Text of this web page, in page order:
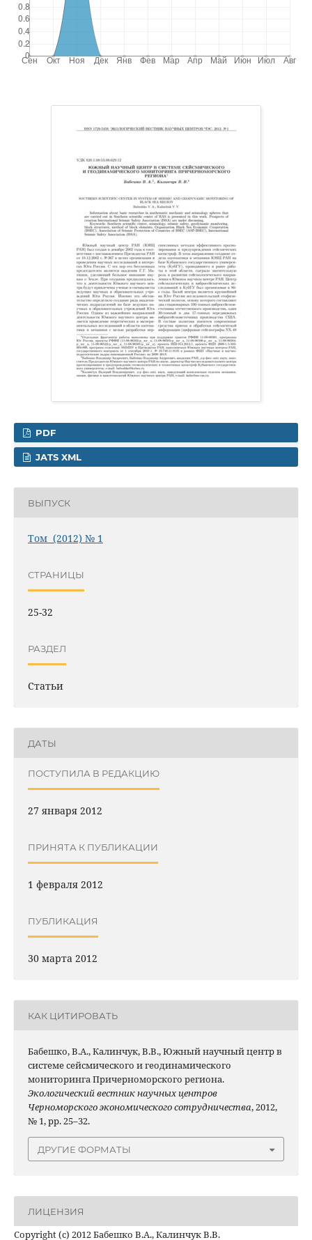
PDF
JATS XML
ВЫПУСК
Том (2012) № 1
СТРАНИЦЫ
25-32
РАЗДЕЛ
Статьи
ДАТЫ
ПОСТУПИЛА В РЕДАКЦИЮ
27 января 2012
ПРИНЯТА К ПУБЛИКАЦИИ
1 февраля 2012
ПУБЛИКАЦИЯ
30 марта 2012
КАК ЦИТИРОВАТЬ
Бабешко, В.А., Калинчук, В.В., Южный научный центр в
системе сейсмичеcкого и геодинамического
мониторинга Причерноморского региона.
Экологический вестник научных центров
Черноморского экономического сотрудничества, 2012,
№ 1, pp. 25–32.
ДРУГИЕ ФОРМАТЫ
ЛИЦЕНЗИЯ
Copyright (c) 2012 Бабешко В.А., Калинчук В.В.